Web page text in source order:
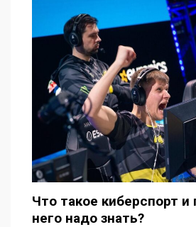
Что такое киберспорт и
него надо знать?